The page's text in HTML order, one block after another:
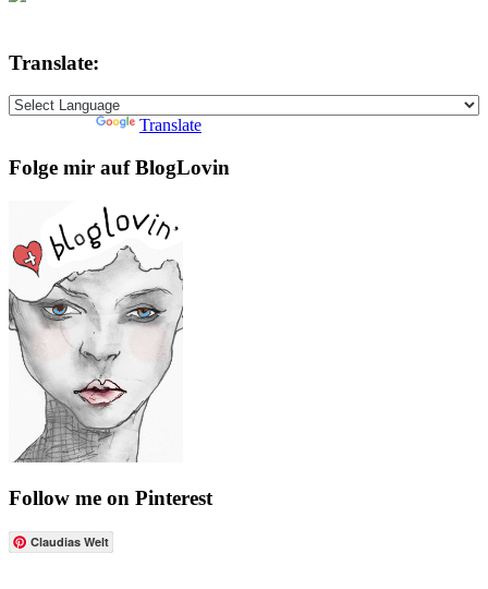
Translate:
Translate
Folge mir auf BlogLovin
Follow me on Pinterest
Claudias Welt